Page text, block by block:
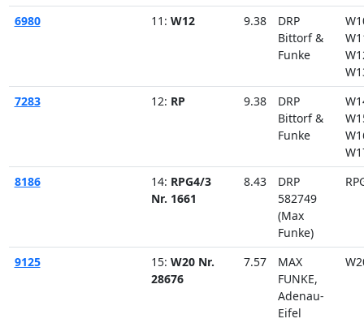
6980
11: W12 9.38
DRP
Bittorf &
Funke
7283
12: RP 9.38
DRP
Bittorf &
Funke
8186
14: RPG4/3
Nr. 1661
8.43
DRP
582749
(Max
Funke)
9125 15: W20 Nr.
28676
7.57
MAX
FUNKE,
Adenau-
Eifel